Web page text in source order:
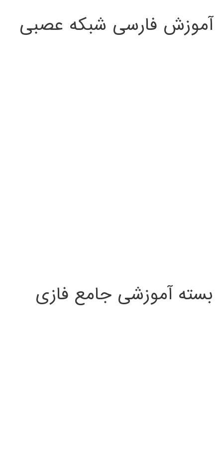
آموزش فارسی شبکه عصبی
بسته آموزشی جامع فازی